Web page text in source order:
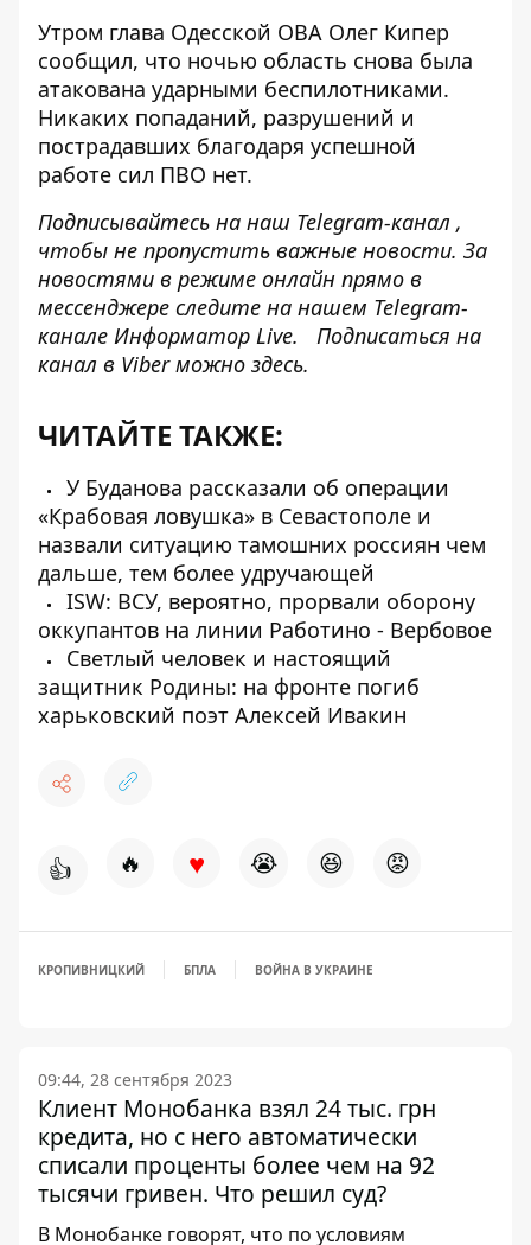
Утром глава Одесской ОВА Олег Кипер
сообщил, что ночью область снова была
атакована ударными беспилотниками.
Никаких попаданий, разрушений и
пострадавших благодаря успешной
работе сил ПВО нет.
Подписывайтесь на наш Telegram-канал ,
чтобы не пропустить важные новости. За
новостями в режиме онлайн прямо в
мессенджере следите на нашем Telegram-
канале Информатор Live.
Подписаться на
канал в Viber можно здесь.
ЧИТАЙТЕ ТАКЖЕ:
У Буданова рассказали об операции
«Крабовая ловушка» в Севастополе и
назвали ситуацию тамошних россиян чем
дальше, тем более удручающей
ISW: ВСУ, вероятно, прорвали оборону
оккупантов на линии Работино - Вербовое
Светлый человек и настоящий
защитник Родины: на фронте погиб
харьковский поэт Алексей Ивакин
👍 🔥 ♥ 😭 😆 😡
КРОПИВНИЦКИЙ БПЛА ВОЙНА В УКРАИНЕ
09:44, 28 сентября 2023
Клиент Монобанка взял 24 тыс. грн
кредита, но с него автоматически
списали проценты более чем на 92
тысячи гривен. Что решил суд?
В Монобанке говорят, что по условиям